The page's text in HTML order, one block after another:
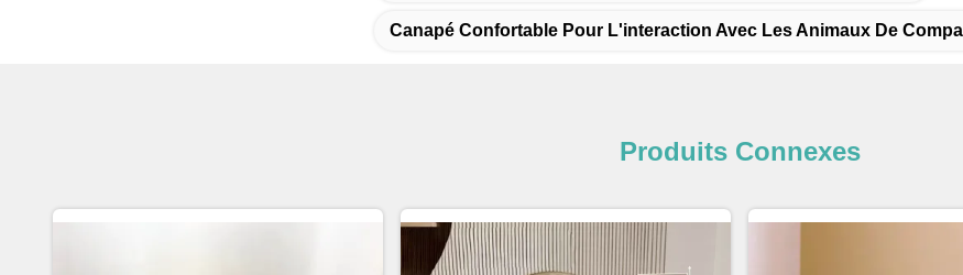
Canapé Confortable Pour L'interaction Avec Les Animaux De
Produits Connexes